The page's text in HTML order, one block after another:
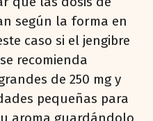
según la forma en
caso si el jengibre
recomienda
de 250 mg y
pequeñas para
aroma guardándolo